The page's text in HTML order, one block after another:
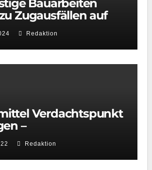
Bauarbeiten
Zugausfällen auf
S28 zwischen Neuss
See
Redaktion
Verdachtspunkt
–
S‑Bahn-
–
Redaktion